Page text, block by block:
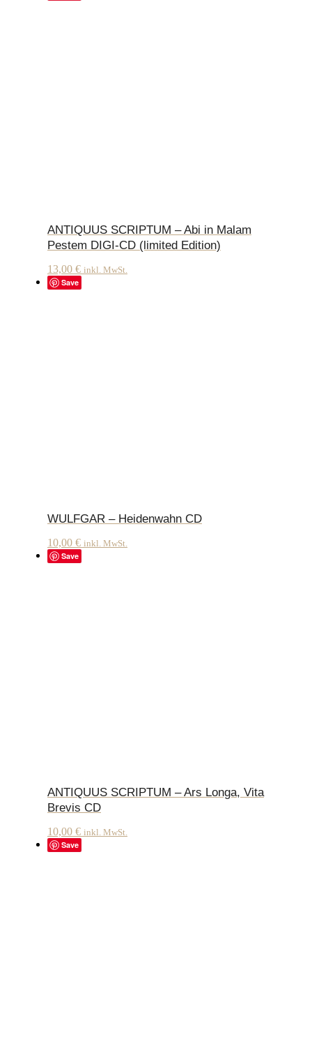
ANTIQUUS SCRIPTUM – Abi in Malam
Pestem DIGI-CD (limited Edition)
13,00 € inkl. MwSt.
Save
WULFGAR – Heidenwahn CD
10,00 € inkl. MwSt.
Save
ANTIQUUS SCRIPTUM – Ars Longa, Vita
Brevis CD
10,00 € inkl. MwSt.
Save